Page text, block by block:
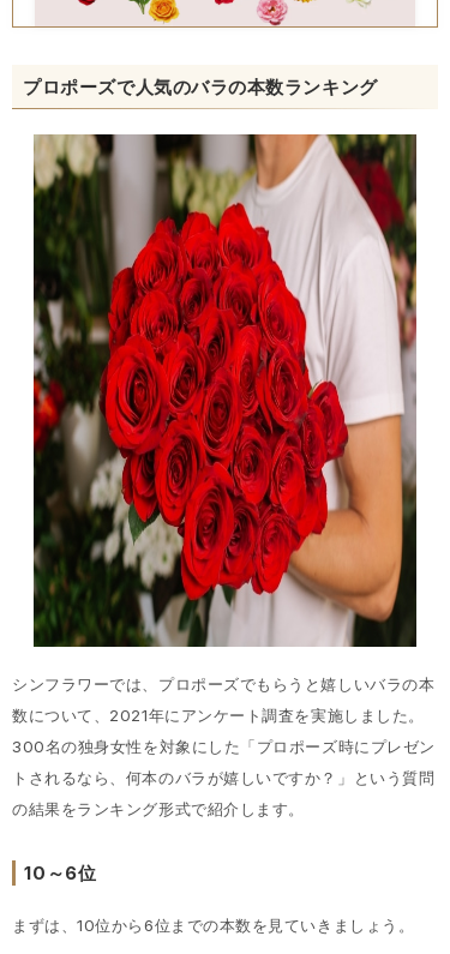
プロポーズで人気のバラの本数ランキング
シンフラワーでは、プロポーズでもらうと嬉しいバラの本
数について、2021年にアンケート調査を実施しました。
300名の独身女性を対象にした「プロポーズ時にプレゼン
トされるなら、何本のバラが嬉しいですか？」という質問
の結果をランキング形式で紹介します。
10～6位
まずは、10位から6位までの本数を見ていきましょう。